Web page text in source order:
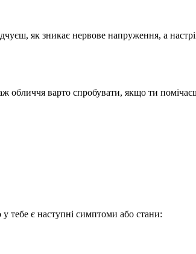
як зникає нервове напруження, а
обличчя варто спробувати, якщо ти
тебе є наступні симптоми або стани: